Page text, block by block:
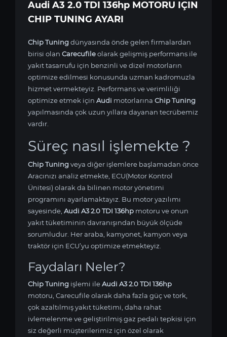
Audi A3 2.0 TDI 136hp MOTORU IÇIN
CHIP TUNING AYARI
Chip Tuningdünyasında önde gelen firmalardan
birisi olan Carecufileolarak gelişmiş performans ile
yakıt tasarrufu için benzinli ve dizel motorların
optimize edilmesi konusunda uzman kadromuzla
hizmet vermekteyiz. Performans ve verimliliği
optimize etmek için Audi motorlarına Chip Tuning
yapılmasında çok uzun yıllara dayanan tecrübemiz
vardır.
Süreç nasıl işlemekte ?
Chip Tuningveya diğer işlemlere başlamadan önce
Aracınızı analiz etmekte, ECU(Motor Kontrol
Ünitesi) olarak da bilinen motor yönetimi
programını ayarlamaktayız. Bu motor yazılımı
sayesinde, Audi A3 2.0 TDI 136hp motoru ve onun
yakıt tüketiminin davranışından büyük ölçüde
sorumludur. Her araba, kamyonet, kamyon veya
traktör için ECU’yu optimize etmekteyiz.
Faydaları Neler?
Chip Tuning işlemi ileAudi A3 2.0 TDI 136hp
motoru, Carecufile olarak daha fazla güç ve tork,
çok azaltılmış yakıt tüketimi, daha rahat
ivlemelenme ve geliştirilmiş gaz pedalı tepkisi için
siz değerli müşterilerimiz için özel olarak